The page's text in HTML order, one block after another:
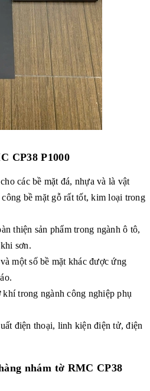
CP38 P1000
các bề mặt đá, nhựa và là vật
bề mặt gỗ rất tốt, kim loại trong
thiện sản phẩm trong ngành ô tô,
sơn.
một số bề mặt khác được ứng
trong ngành công nghiệp phụ
điện thoại, linh kiện điện tử, điện
nhám tờ RMC CP38